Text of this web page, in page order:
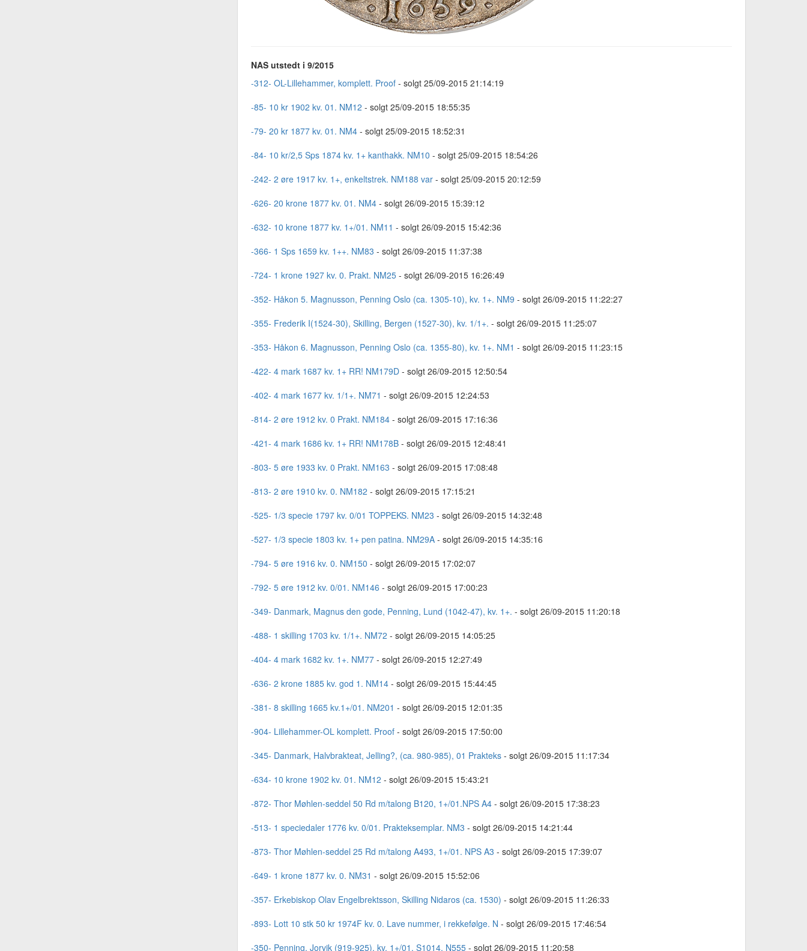
NAS utstedt i 9/2015
-312- OL-Lillehammer, komplett. Proof- solgt 25/09-2015 21:14:19
-85- 10 kr 1902 kv. 01. NM12 - solgt 25/09-2015 18:55:35
-79- 20 kr 1877 kv. 01. NM4- solgt 25/09-2015 18:52:31
-84- 10 kr/2,5 Sps 1874 kv. 1+ kanthakk. NM10 - solgt 25/09-2015 18:54:26
-242- 2 øre 1917 kv. 1+, enkeltstrek. NM188 var- solgt 25/09-2015 20:12:59
-626- 20 krone 1877 kv. 01. NM4- solgt 26/09-2015 15:39:12
-632- 10 krone 1877 kv. 1+/01. NM11 - solgt 26/09-2015 15:42:36
-366- 1 Sps 1659 kv. 1++. NM83 - solgt 26/09-2015 11:37:38
-724- 1 krone 1927 kv. 0. Prakt. NM25- solgt 26/09-2015 16:26:49
-352- Håkon 5. Magnusson, Penning Oslo (ca. 1305-10), kv. 1+. NM9 - solgt 26/09-2015 11:22:27
-355- Frederik I(1524-30), Skilling, Bergen (1527-30), kv. 1/1+. - solgt 26/09-2015 11:25:07
-353- Håkon 6. Magnusson, Penning Oslo (ca. 1355-80), kv. 1+. NM1 - solgt 26/09-2015 11:23:15
-422- 4 mark 1687 kv. 1+ RR! NM179D- solgt 26/09-2015 12:50:54
-402- 4 mark 1677 kv. 1/1+. NM71 - solgt 26/09-2015 12:24:53
-814- 2 øre 1912 kv. 0 Prakt. NM184- solgt 26/09-2015 17:16:36
-421- 4 mark 1686 kv. 1+ RR! NM178B- solgt 26/09-2015 12:48:41
-803- 5 øre 1933 kv. 0 Prakt. NM163 - solgt 26/09-2015 17:08:48
-813- 2 øre 1910 kv. 0. NM182 - solgt 26/09-2015 17:15:21
-525- 1/3 specie 1797 kv. 0/01 TOPPEKS. NM23 - solgt 26/09-2015 14:32:48
-527- 1/3 specie 1803 kv. 1+ pen patina. NM29A- solgt 26/09-2015 14:35:16
-794- 5 øre 1916 kv. 0. NM150 - solgt 26/09-2015 17:02:07
-792- 5 øre 1912 kv. 0/01. NM146 - solgt 26/09-2015 17:00:23
-349- Danmark, Magnus den gode, Penning, Lund (1042-47), kv. 1+. - solgt 26/09-2015 11:20:18
-488- 1 skilling 1703 kv. 1/1+. NM72 - solgt 26/09-2015 14:05:25
-404- 4 mark 1682 kv. 1+. NM77- solgt 26/09-2015 12:27:49
-636- 2 krone 1885 kv. god 1. NM14- solgt 26/09-2015 15:44:45
-381- 8 skilling 1665 kv.1+/01. NM201 - solgt 26/09-2015 12:01:35
-904- Lillehammer-OL komplett. Proof- solgt 26/09-2015 17:50:00
-345- Danmark, Halvbrakteat, Jelling?, (ca. 980-985), 01 Prakteks- solgt 26/09-2015 11:17:34
-634- 10 krone 1902 kv. 01. NM12 - solgt 26/09-2015 15:43:21
-872- Thor Møhlen-seddel 50 Rd m/talong B120, 1+/01.NPS A4- solgt 26/09-2015 17:38:23
-513- 1 speciedaler 1776 kv. 0/01. Prakteksemplar. NM3 - solgt 26/09-2015 14:21:44
-873- Thor Møhlen-seddel 25 Rd m/talong A493, 1+/01. NPS A3 - solgt 26/09-2015 17:39:07
-649- 1 krone 1877 kv. 0. NM31 - solgt 26/09-2015 15:52:06
-357- Erkebiskop Olav Engelbrektsson, Skilling Nidaros (ca. 1530) - solgt 26/09-2015 11:26:33
-893- Lott 10 stk 50 kr 1974F kv. 0. Lave nummer, i rekkefølge. N - solgt 26/09-2015 17:46:54
-350- Penning, Jorvik (919-925), kv. 1+/01. S1014, N555- solgt 26/09-2015 11:20:58